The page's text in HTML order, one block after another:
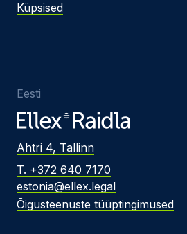
Küpsised
Eesti
Ahtri 4, Tallinn
T. +372 640 7170
estonia@ellex.legal
Õigusteenuste tüüptingimused